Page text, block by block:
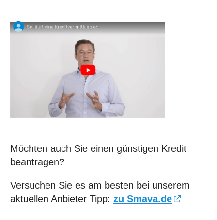
Möchten auch Sie einen günstigen Kredit
beantragen?
Versuchen Sie es am besten bei unserem
aktuellen Anbieter Tipp: zu Smava.de